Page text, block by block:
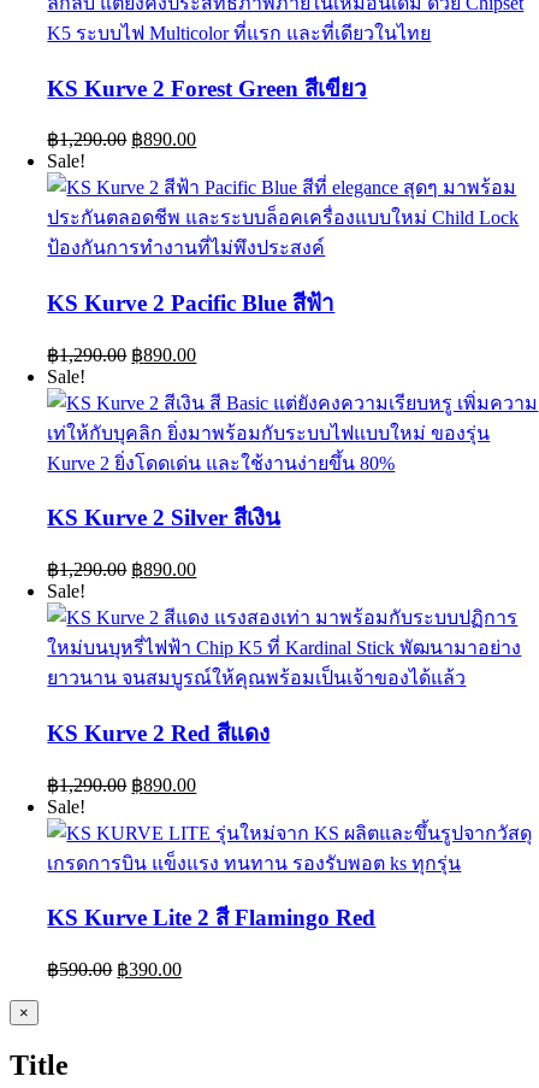
KS Kurve 2 Forest Green สีเขียว
฿1,290.00 Original
was:
฿1,290.00.
฿890.00Current
is:
฿890.00.
Sale!
KS Kurve 2 Pacific Blue สีฟ้า
฿1,290.00 Original
was:
฿1,290.00.
฿890.00Current
is:
฿890.00.
Sale!
KS Kurve 2 Silver สีเงิน
฿1,290.00 Original
was:
฿1,290.00.
฿890.00Current
is:
฿890.00.
Sale!
KS Kurve 2 Red สีแดง
฿1,290.00 Original
was:
฿1,290.00.
฿890.00Current
is:
฿890.00.
Sale!
KS Kurve Lite 2 สี Flamingo Red
฿590.00 Original
฿390.00Current
Close
product
view
×
Title